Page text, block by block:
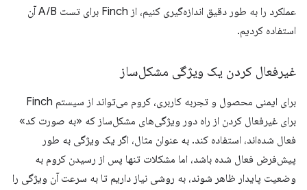
عملکرد را به طور دقیق اندازه‌گیری کنیم، از Finch برای تست A/B آن
استفاده کردیم.
غیرفعال کردن یک ویژگی مشکل‌ساز
برای ایمنی محصول و تجربه کاربری، کروم می‌تواند از سیستم Finch
برای غیرفعال کردن از راه دور ویژگی‌های مشکل‌ساز که «به صورت کد»
فعال شده‌اند، استفاده کند. به عنوان مثال، اگر یک ویژگی به طور
پیش‌فرض فعال شده باشد، اما مشکلات تنها پس از رسیدن کروم به
وضعیت پایدار ظاهر شوند، به روشی نیاز داریم تا به سرعت آن ویژگی را